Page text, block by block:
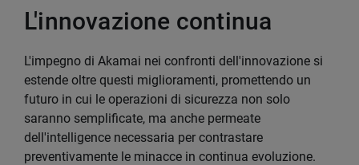
L'innovazione continua
L'impegno di Akamai nei confronti dell'innovazione si
estende oltre questi miglioramenti, promettendo un
futuro in cui le operazioni di sicurezza non solo
saranno semplificate, ma anche permeate
dell'intelligence necessaria per contrastare
preventivamente le minacce in continua evoluzione.